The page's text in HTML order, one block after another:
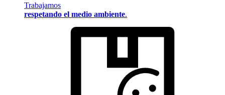
Trabajamos
respetando el medio ambiente.